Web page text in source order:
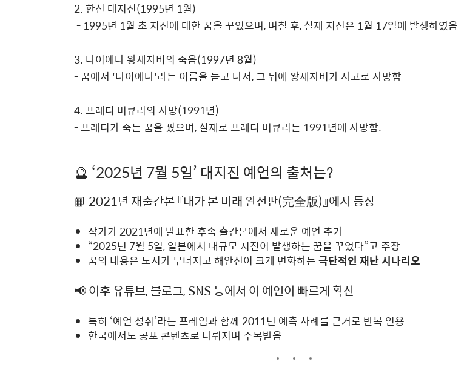
2. 한신 대지진(1995년 1월)
- 1995년 1월 초 지진에 대한 꿈을 꾸었으며, 며칠 후, 실제 지진은 1월 17일에 발생하였음
3. 다이애나 왕세자비의 죽음(1997년 8월)
- 꿈에서 '다이애나'라는 이름을 듣고 나서, 그 뒤에 왕세자비가 사고로 사망함
4. 프레디 머큐리의 사망(1991년)
- 프레디가 죽는 꿈을 꿨으며, 실제로 프레디 머큐리는 1991년에 사망함.
🔮 ‘2025년 7월 5일’ 대지진 예언의 출처는?
📙 2021년 재출간본 『내가 본 미래 완전판(完全版)』에서 등장
작가가 2021년에 발표한 후속 출간본에서 새로운 예언 추가
“2025년 7월 5일, 일본에서 대규모 지진이 발생하는 꿈을 꾸었다”고 주장
꿈의 내용은 도시가 무너지고 해안선이 크게 변화하는극단적인 재난 시나리오
📢 이후 유튜브, 블로그, SNS 등에서 이 예언이 빠르게 확산
특히 ‘예언 성취’라는 프레임과 함께 2011년 예측 사례를 근거로 반복 인용
한국에서도 공포 콘텐츠로 다뤄지며 주목받음